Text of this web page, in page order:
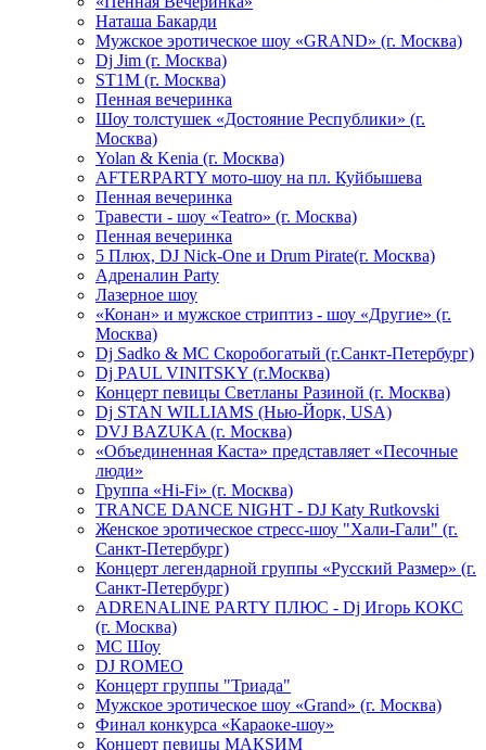
Hаташа Бакарди
Мужское эротическое шоу «GRAND» (г. Москва)
Dj Jim (г. Москва)
ST1M (г. Москва)
Пенная вечеринка
Шоу толстушек «Достояние Республики» (г.
Москва)
Yolan & Kenia (г. Москва)
AFTERPARTY мото-шоу на пл. Куйбышева
Пенная вечеринка
Травести - шоу «Teatro» (г. Москва)
Пенная вечеринка
5 Плюх, DJ Nick-One и Drum Pirate(г. Москва)
Адреналин Party
Лазерное шоу
«Конан» и мужское стриптиз - шоу «Другие» (г.
Москва)
Dj Sadko & МС Скоробогатый (г.Санкт-Петербург)
Dj PAUL VINITSKY (г.Москва)
Концерт певицы Светланы Разиной (г. Москва)
Dj STAN WILLIAMS (Нью-Йорк, USA)
DVJ BAZUKA (г. Москва)
«Объединенная Каста» представляет «Песочные
люди»
Группа «Hi-Fi» (г. Москва)
TRANCE DANCE NIGHT - DJ Katy Rutkovski
Женское эротическое стресс-шоу "Хали-Гали" (г.
Санкт-Петербург)
Концерт легендарной группы «Русский Размер» (г.
Санкт-Петербург)
ADRENALINE PARTY ПЛЮС - Dj Игорь КОКС
(г. Москва)
MC Шоу
DJ ROMEO
Концерт группы "Триада"
Мужское эротическое шоу «Grand» (г. Москва)
Финал конкурса «Караоке-шоу»
Концерт певицы МАКSИМ